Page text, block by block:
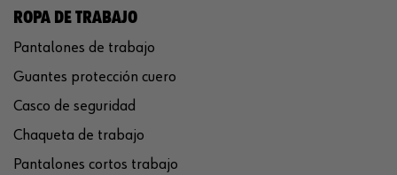
ROPA DE TRABAJO
Pantalones de trabajo
Guantes protección cuero
Casco de seguridad
Chaqueta de trabajo
Pantalones cortos trabajo